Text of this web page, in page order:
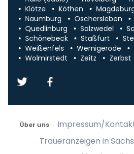
Klötze
Köthen
Naumburg
Oschersleben
Quedlinburg
Salzwedel
Schönebeck
Staßfurt
Weißenfels
Wernigerode
Wolmirstedt
Zeitz Zerbst
Über uns Impressum/
Traueranzeigen in